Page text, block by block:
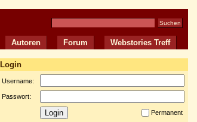
Autoren Forum Webstories Treff
Login
Username:
Passwort:
Permanent